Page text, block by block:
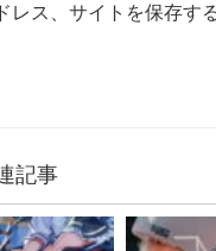
レス、サイトを保存する
記事